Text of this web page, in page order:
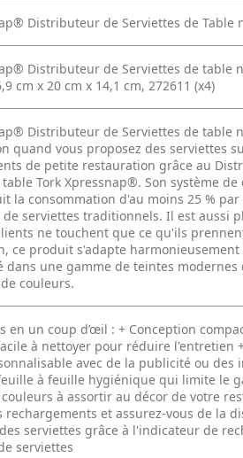
Distributeur de Serviettes de Table
Distributeur de Serviettes de table
cm x 20 cm x 14,1 cm, 272611 (x4)
Distributeur de Serviettes de table
quand vous proposez des serviettes
de petite restauration grâce au
table Tork Xpressnap®. Son système
la consommation d'au moins 25 %
serviettes traditionnels. Il est aussi
ne touchent que ce qu'ils
ce produit s'adapte
dans une gamme de teintes modernes
couleurs.
en un coup d’œil : + Conception
à nettoyer pour réduire l'entretien
avec de la publicité ou des
à feuille hygiénique qui limite le
à assortir au décor de votre
rechargements et assurez-vous de la
serviettes grâce à l'indicateur de
serviettes